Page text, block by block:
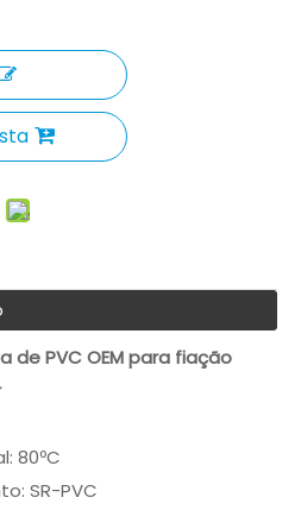
PVC OEM para fiação
80ºC
SR-PVC